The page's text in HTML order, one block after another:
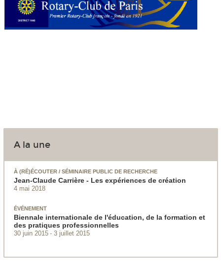
A la une
À (RÉ)ÉCOUTER / SÉMINAIRE PUBLIC DE RECHERCHE
Jean-Claude Carrière - Les expériences de création
4 mai 2018
ÉVÉNEMENT
Biennale internationale de l'éducation, de la formation et
des pratiques professionnelles
30 juin 2015 3 juillet 2015